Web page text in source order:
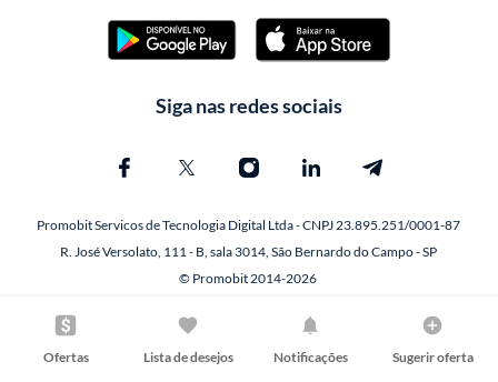
Ofertas Lista de desejos Notificações Sugerir oferta
Siga nas redes sociais
Promobit Servicos de Tecnologia Digital Ltda - CNPJ 23.895.251/0001-87
R. José Versolato, 111 - B, sala 3014, São Bernardo do Campo - SP
© Promobit 2014-2026